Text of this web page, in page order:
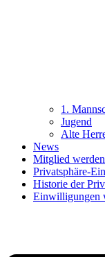
1.
Jugend
Alte
News
Mitglied werden
Privatsphäre-
Historie der
Einwilligungen